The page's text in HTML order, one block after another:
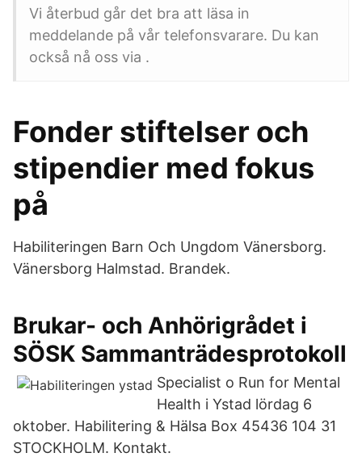
Vi återbud går det bra att läsa in
meddelande på vår telefonsvarare. Du kan
också nå oss via .
Fonder stiftelser och
stipendier med fokus
på
Habiliteringen Barn Och Ungdom Vänersborg.
Vänersborg Halmstad. Brandek.
Brukar- och Anhörigrådet i
SÖSK Sammanträdesprotokoll
Specialist o Run for Mental
Health i Ystad lördag 6
oktober. Habilitering & Hälsa Box 45436 104 31
STOCKHOLM. Kontakt.